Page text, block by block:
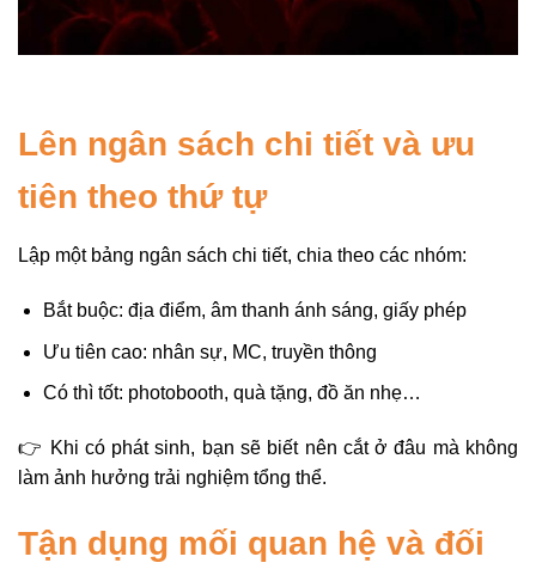
Lên ngân sách chi tiết và ưu
tiên theo thứ tự
Lập một bảng ngân sách chi tiết, chia theo các nhóm:
Bắt buộc: địa điểm, âm thanh ánh sáng, giấy phép
Ưu tiên cao: nhân sự, MC, truyền thông
Có thì tốt: photobooth, quà tặng, đồ ăn nhẹ…
👉 Khi có phát sinh, bạn sẽ biết nên cắt ở đâu mà không
làm ảnh hưởng trải nghiệm tổng thể.
Tận dụng mối quan hệ và đối